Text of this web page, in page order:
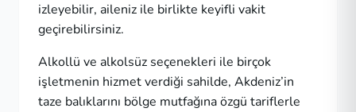
izleyebilir, aileniz ile birlikte keyifli vakit
geçirebilirsiniz.
Alkollü ve alkolsüz seçenekleri ile birçok
işletmenin hizmet verdiği sahilde, Akdeniz’in
taze balıklarını bölge mutfağına özgü tariflerle